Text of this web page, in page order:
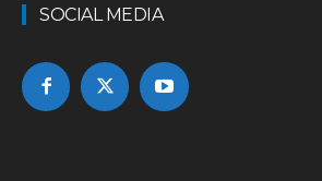
SOCIAL MEDIA